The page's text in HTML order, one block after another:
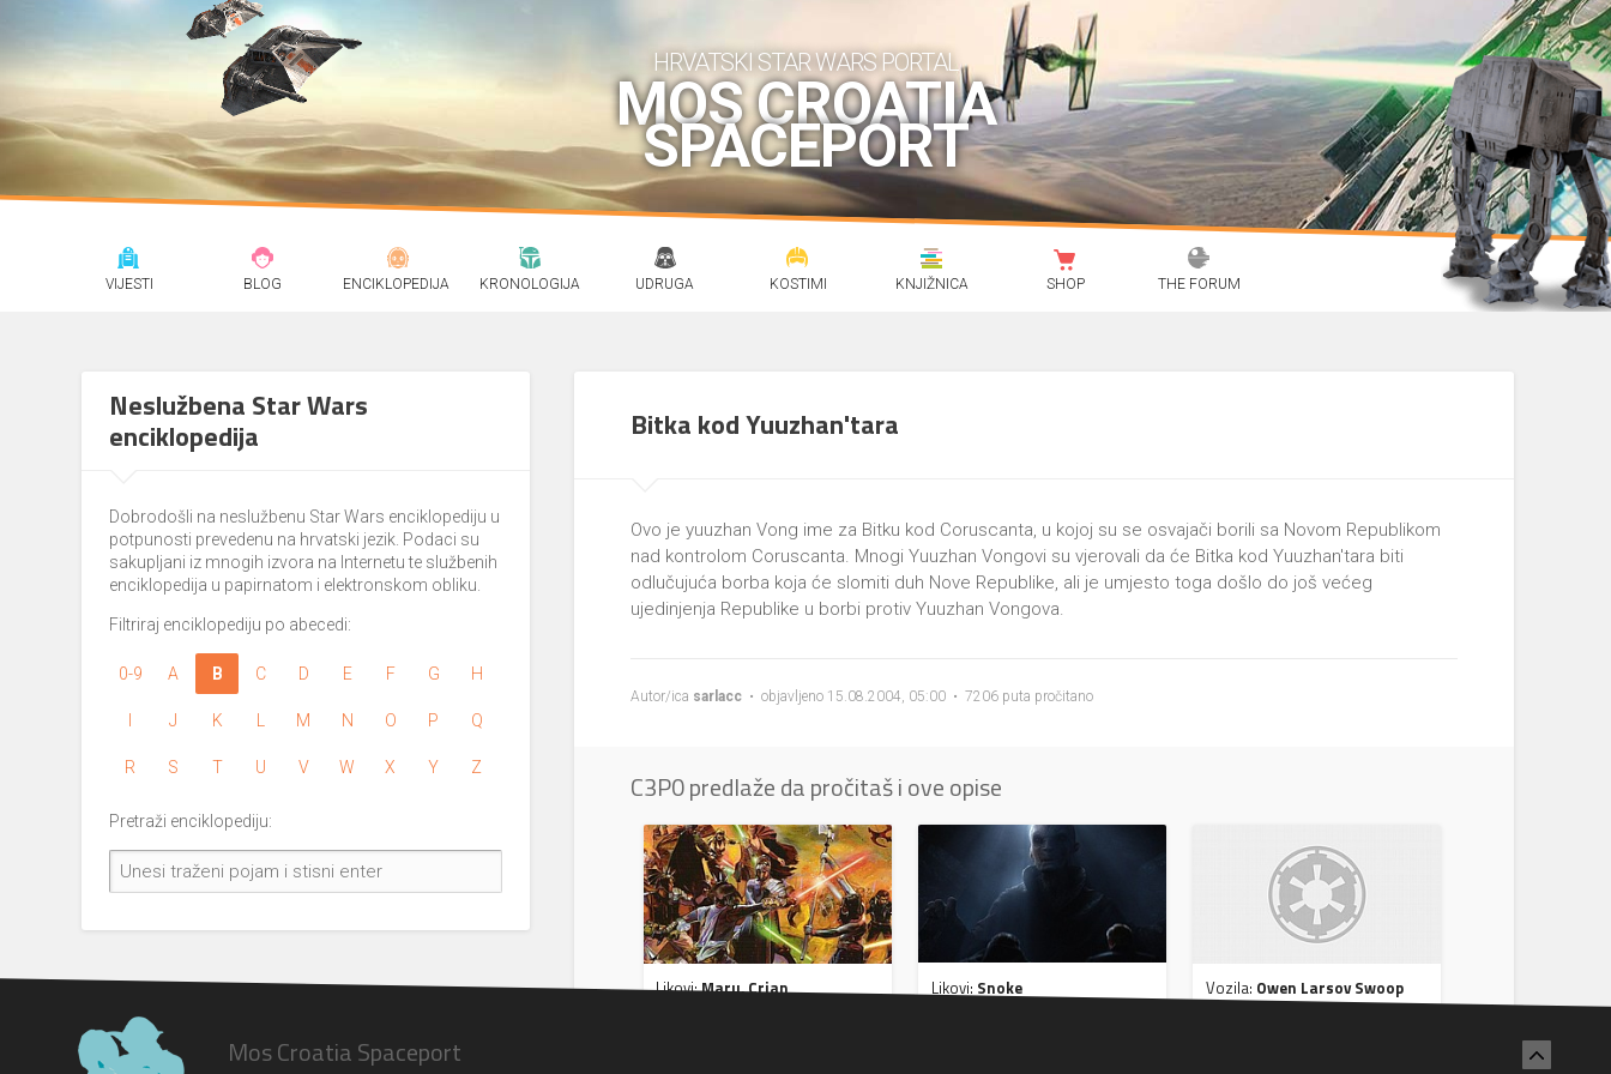
HRVATSKI STAR WARS PORTAL
MOS CROATIA
SPACEPORT
VIJESTI BLOG ENCIKLOPEDIJA KRONOLOGIJA UDRUGA KOSTIMI KNJIŽNICA SHOP THE FORUM
Neslužbena Star Wars
enciklopedija
Dobrodošli na neslužbenu Star Wars enciklopediju u
potpunosti prevedenu na hrvatski jezik. Podaci su
sakupljani iz mnogih izvora na Internetu te službenih
enciklopedija u papirnatom i elektronskom obliku.
Filtriraj enciklopediju po abecedi:
0-9 A B C D E F G H
J K M N O P Q
R S T U V W X Y Z
Pretraži enciklopediju:
Bitka kod Yuuzhan'tara
Ovo je yuuzhan Vong ime za Bitku kod Coruscanta, u kojoj su se osvajači borili sa Novom Republikom
nad kontrolom Coruscanta. Mnogi Yuuzhan Vongovi su vjerovali da će Bitka kod Yuuzhan'tara biti
odlučujuća borba koja će slomiti duh Nove Republike, ali je umjesto toga došlo do još većeg
ujedinjenja Republike u borbi protiv Yuuzhan Vongova.
Autor/ica sarlacc • objavljeno 15.08.2004, 05:00 • 7206 puta pročitano
C3P0 predlaže da pročitaš i ove opise
Likovi:Maru, Crian Likovi: Snoke Vozila: Owen Larsov Swoop
Mos Croatia Spaceport